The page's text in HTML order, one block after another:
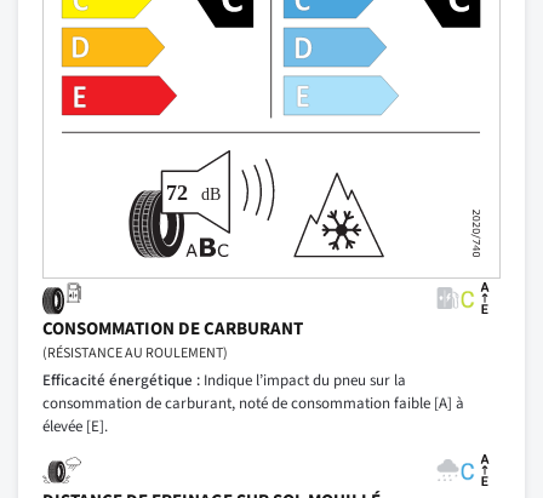
CONSOMMATION DE CARBURANT
(RÉSISTANCE AU ROULEMENT)
Efficacité énergétique : Indique l’impact du pneu sur la
consommation de carburant, noté de consommation faible [A] à
élevée [E].